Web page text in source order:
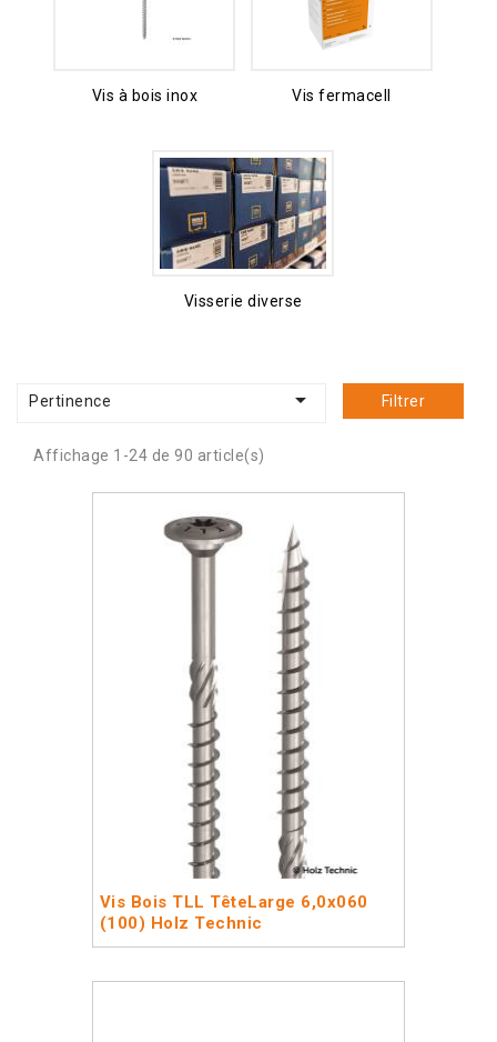
Vis à bois inox Vis fermacell
Visserie diverse
Pertinence  Filtrer
Affichage 1-24 de 90 article(s)
Vis Bois TLL TêteLarge 6,0x060
(100) Holz Technic